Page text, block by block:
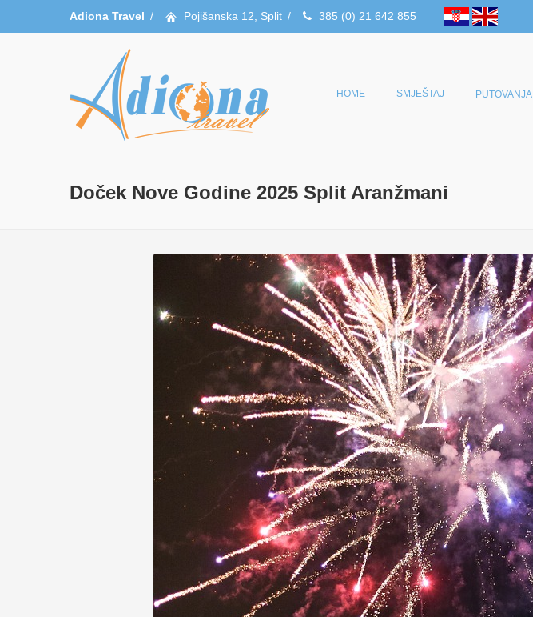
Adiona Travel / Pojišanska 12, Split / 385 (0) 21 642 855
HOME SMJEŠTAJ PUTOVANJA
Doček Nove Godine 2025 Split Aranžmani